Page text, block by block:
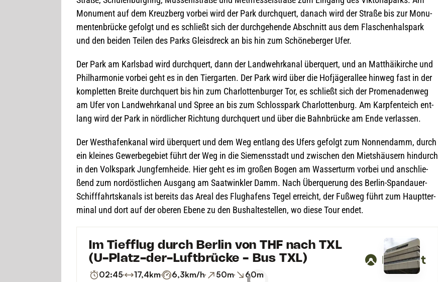
Monu­ment auf dem Kreuz­berg vor­bei wird der Park durch­quert, danach wird der Straße bis zur Monu­
men­ten­brü­cke gefolgt und es schließt sich der durch­ge­hende Abschnitt aus dem Fla­schen­halspark
und den bei­den Tei­len des Parks Gleis­dreck an bis hin zum Schö­ne­ber­ger Ufer.
Der Park am Karls­bad wird durch­quert, dann der Land­wehr­ka­nal über­quert, und an Mat­thäi­kir­che und
Phil­har­mo­nie vor­bei geht es in den Tier­gar­ten. Der Park wird über die Hof­jä­ger­al­lee hin­weg fast in der
kom­plet­ten Breite durch­quert bis hin zum Char­lot­ten­bur­ger Tor, es schließt sich der Pro­me­na­den­weg
am Ufer von Land­wehr­ka­nal und Spree an bis zum Schloss­park Char­lot­ten­burg. Am Karp­fen­teich ent­
lang wird der Park in nörd­li­cher Rich­tung durch­quert und über die Bahn­brü­cke am Ende verlassen.
Der West­ha­fen­ka­nal wird über­quert und dem Weg ent­lang des Ufers gefolgt zum Non­nen­damm, durch
ein klei­nes Gewer­be­ge­biet führt der Weg in die Sie­mens­stadt und zwi­schen den Miets­häu­sern hin­durch
in den Volks­park Jung­fern­heide. Hier geht es im gro­ßen Bogen am Was­ser­turm vor­bei und anschlie­
ßend zum nord­öst­li­chen Aus­gang am Saat­wink­ler Damm. Nach Über­que­rung des Ber­lin-Span­dauer-
Schiff­fahrts­ka­nals ist bereits das Areal des Flug­ha­fens Tegel erreicht, der Fuß­weg führt zum Haupt­ter­
mi­nal und dort auf der obe­ren Ebene zu den Bus­hal­te­stel­len, wo diese Tour endet.